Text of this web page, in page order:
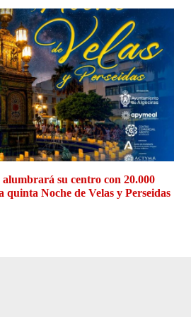
alumbrará su centro con 20.000
quinta Noche de Velas y Perseidas